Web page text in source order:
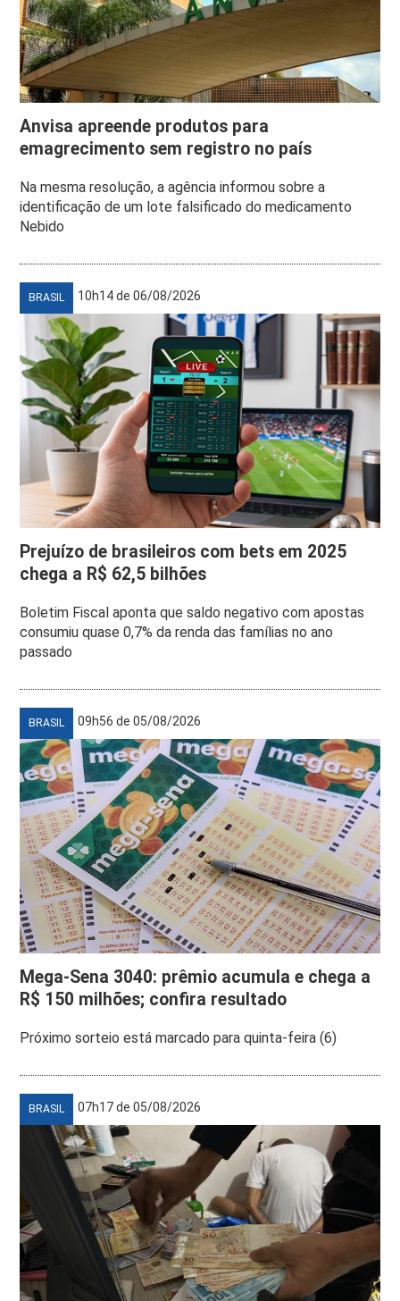
Anvisa apreende produtos para
emagrecimento sem registro no país
Na mesma resolução, a agência informou sobre a
identificação de um lote falsificado do medicamento
Nebido
BRASIL 10h14 de 06/08/2026
Prejuízo de brasileiros com bets em 2025
chega a R$ 62,5 bilhões
Boletim Fiscal aponta que saldo negativo com apostas
consumiu quase 0,7% da renda das famílias no ano
passado
BRASIL 09h56 de 05/08/2026
Mega-Sena 3040: prêmio acumula e chega a
R$ 150 milhões; confira resultado
Próximo sorteio está marcado para quinta-feira (6)
BRASIL 07h17 de 05/08/2026